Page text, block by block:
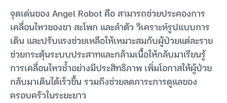
จุดเด่นของ Angel Robot คือ สามารถช่วยประคองการ
เคลื่อนไหวของขา สะโพก และลำตัว วิเคราะห์รูปแบบการ
เดิน และปรับแรงช่วยเหลือให้เหมาะสมกับผู้ป่วยแต่ละราย
ช่วยกระตุ้นระบบประสาทและกล้ามเนื้อให้กลับมาเรียนรู้
การเคลื่อนไหวซ้ำอย่างมีประสิทธิภาพ เพิ่มโอกาสให้ผู้ป่วย
กลับมาเดินได้เร็วขึ้น รวมถึงช่วยลดภาระการดูแลของ
ครอบครัวในระยะยาว